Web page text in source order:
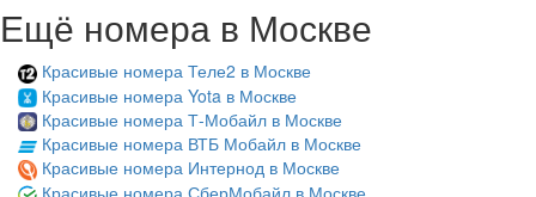
Ещё номера в Москве
Красивые номера Теле2 в Москве
Красивые номера Yota в Москве
Красивые номера Т-Мобайл в Москве
Красивые номера ВТБ Мобайл в Москве
Красивые номера Интернод в Москве